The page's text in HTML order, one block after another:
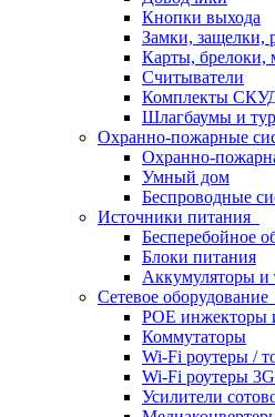
Кнопки выхода
Замки, защелки,
Карты, брелоки,
Считыватели
Комплекты
Шлагбаумы и
Охранно-пожарные
Охранно-
Умный дом
Беспроводные
Источники питания
Бесперебойное
Блоки питания
Аккумуляторы и
Сетевое оборудование
POE инжекторы
Коммутаторы
Wi-Fi роутеры /
Wi-Fi роутеры
Усилители